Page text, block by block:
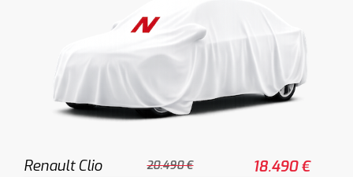
Renault Clio 20.490 € 18.490 €